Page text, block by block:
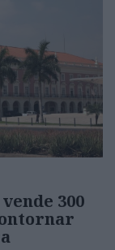
300